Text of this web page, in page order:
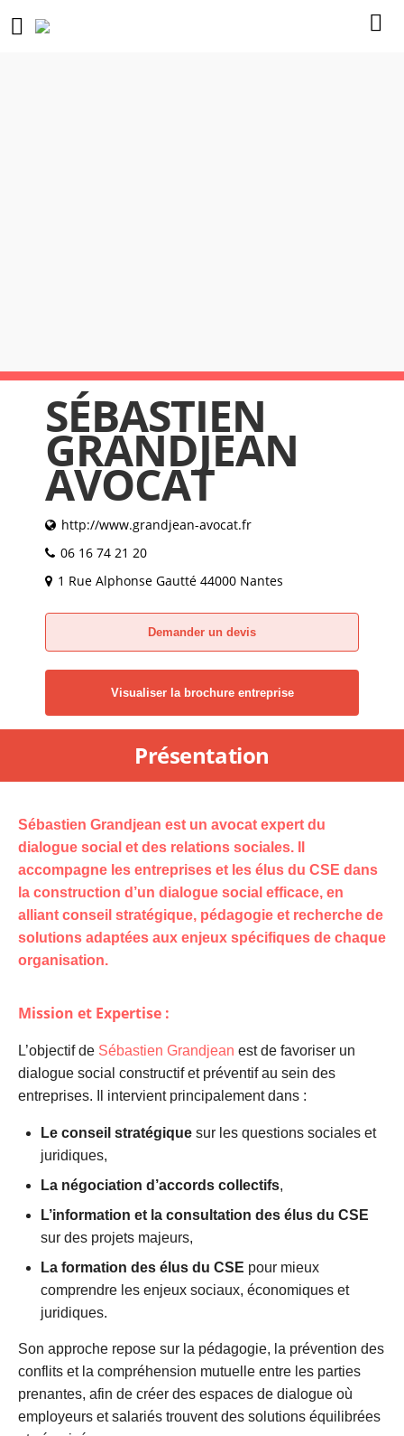
SÉBASTIEN
GRANDJEAN
AVOCAT
http://www.grandjean-avocat.fr
06 16 74 21 20
1 Rue Alphonse Gautté 44000 Nantes
Demander un devis
Visualiser la brochure entreprise
Présentation
Sébastien Grandjean est un avocat expert du
dialogue social et des relations sociales. Il
accompagne les entreprises et les élus du CSE dans
la construction d’un dialogue social efficace, en
alliant conseil stratégique, pédagogie et recherche de
solutions adaptées aux enjeux spécifiques de chaque
organisation.
Mission et Expertise :
L’objectif de Sébastien Grandjean est de favoriser un
dialogue social constructif et préventif au sein des
entreprises. Il intervient principalement dans :
Le conseil stratégique sur les questions sociales et
juridiques,
La négociation d’accords collectifs,
L’information et la consultation des élus du CSE
sur des projets majeurs,
La formation des élus du CSE pour mieux
comprendre les enjeux sociaux, économiques et
juridiques.
Son approche repose sur la pédagogie, la prévention des
conflits et la compréhension mutuelle entre les parties
prenantes, afin de créer des espaces de dialogue où
employeurs et salariés trouvent des solutions équilibrées